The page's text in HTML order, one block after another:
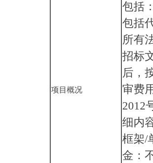
项目概况
包括
包括
所有
招标
后，
审费
2012
细内
框架/
金：